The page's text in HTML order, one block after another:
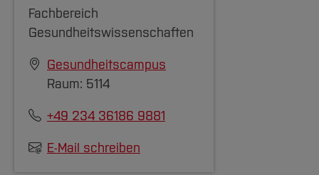
Fachbereich
Gesundheitswissenschaften
Gesundheitscampus
Raum: 5114
+49 234 36186 9881
E-Mail schreiben